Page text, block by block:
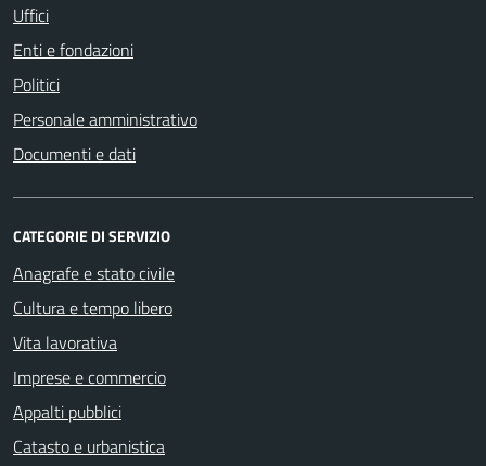
Uffici
Enti e fondazioni
Politici
Personale amministrativo
Documenti e dati
CATEGORIE DI SERVIZIO
Anagrafe e stato civile
Cultura e tempo libero
Vita lavorativa
Imprese e commercio
Appalti pubblici
Catasto e urbanistica